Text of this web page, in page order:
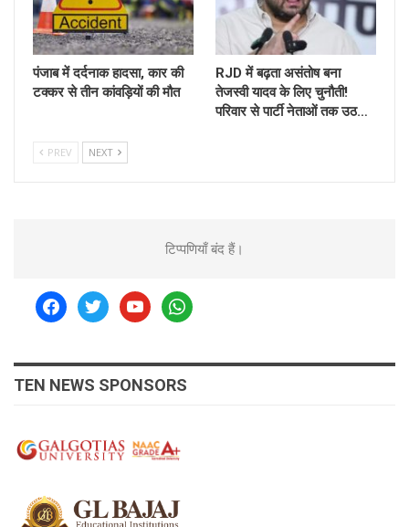
पंजाब में दर्दनाक हादसा, कार की
टक्कर से तीन कांवड़ियों की मौत
RJD में बढ़ता असंतोष बना
तेजस्वी यादव के लिए चुनौती!
परिवार से पार्टी नेताओं तक उठ…
PREV NEXT
टिप्पणियाँ बंद हैं।
facebooktwitteryoutubewhatsapp
TEN NEWS SPONSORS